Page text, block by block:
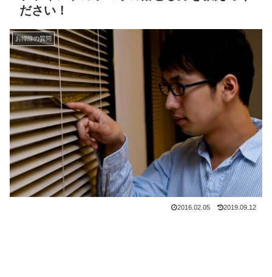
ださい！
お掃除の質問
2016.02.05 2019.09.12